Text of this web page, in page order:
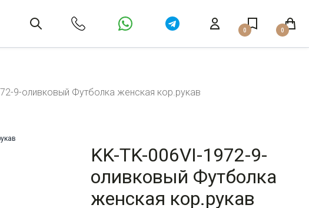
0 0
9-оливковый Футболка женская кор.рукав
KK-TK-006VI-1972-9-
оливковый Футболка
женская кор.рукав